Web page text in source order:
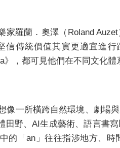
信傳統價值其實更適宜進
，都可見他們在不同文化
像一所橫跨自然環境、劇場
野、AI生成藝術、語言書
的「an」往往指涉地方、